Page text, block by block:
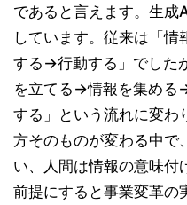
であると言えます。生成
しています。従来は「
する→行動する」でした
を立てる→情報を集め
する」という流れに変わ
方そのものが変わる中で
い、人間は情報の意味付
前提にすると事業変革